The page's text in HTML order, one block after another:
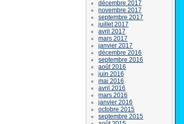
décembre 2017
novembre 2017
septembre 2017
juillet 2017
avril 2017
mars 2017
janvier 2017
décembre 2016
septembre 2016
août 2016
juin 2016
mai 2016
avril 2016
mars 2016
janvier 2016
octobre 2015
septembre 2015